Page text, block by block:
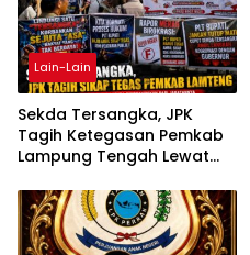
Lain-Lain
Sekda Tersangka, JPK
Tagih Ketegasan Pemkab
Lampung Tengah Lewat